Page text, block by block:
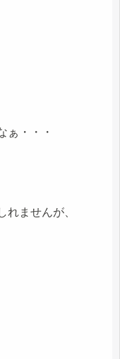
ぁ・・・
れませんが、